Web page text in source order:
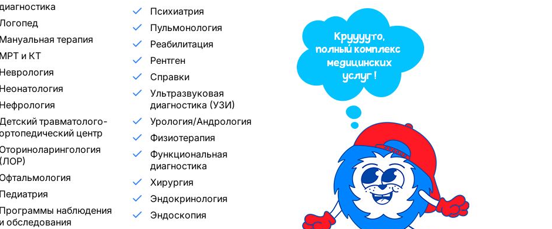
Мануальная терапия
МРТ и КТ
Неврология
Неонатология
Нефрология
травматолого-
центр
Оториноларингология
(ЛОР)
Офтальмология
Педиатрия
Программы наблюдения
и обследования
Психиатрия
Пульмонология
Реабилитация
Рентген
Справки
Ультразвуковая
диагностика (УЗИ)
Урология/Андрология
Физиотерапия
Функциональная
диагностика
Хирургия
Эндокринология
Эндоскопия